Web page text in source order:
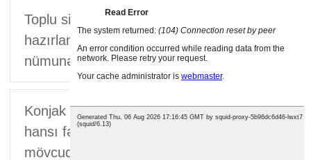
Toplu sifariş verməzdən əvvəl xüsusi
hazırlanmış konjak hazır düyüsündən
nümunə tələb edə bilərəmmi?
Konjak hazır düyünün qida tərkibi üçün
hansı fərdiləşdirmə seçimləri
mövcuddur?